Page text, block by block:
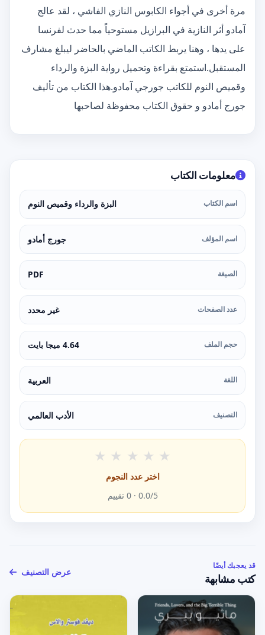
مرة أخرى في أجواء الكابوس النازي الفاشي ، لقد عالج
آمادو أثر النازية في البرازيل مستوحياً مما حدث لفرنسا
على يدها ، وهنا يربط الكاتب الماضي بالحاضر ليبلغ مشارف
المستقبل.استمتع بقراءة وتحميل رواية البزة والرداء
وقميص النوم للكاتب جورجي آمادو.هذا الكتاب من تأليف
جورج أمادو و حقوق الكتاب محفوظة لصاحبها
معلومات الكتاب
اسم الكتاب البزة والرداء وقميص النوم
اسم المؤلف جورج أمادو
الصيغة PDF
عدد الصفحات غير محدد
حجم الملف 4.64 ميجا بايت
اللغة العربية
التصنيف الأدب العالمي
★ ★ ★ ★ ★
اختر عدد النجوم
0.0/5 ·
0 تقييم
قد يعجبك أيضًا
كتب مشابهة
عرض التصنيف